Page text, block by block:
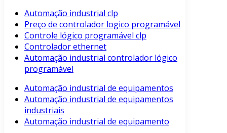
Automação industrial clp
Preço de controlador logico programável
Controle lógico programável clp
Controlador ethernet
Automação industrial controlador lógico
programável
Automação industrial de equipamentos
Automação industrial de equipamentos
industriais
Automação industrial de equipamento